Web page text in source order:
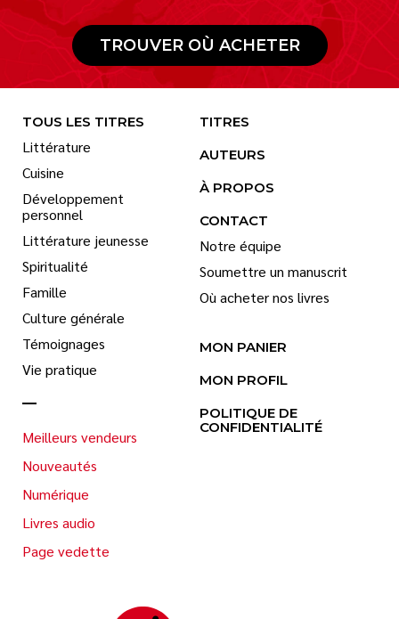
TROUVER OÙ ACHETER
TOUS LES TITRES
Littérature
Cuisine
Développement
personnel
Littérature jeunesse
Spiritualité
Famille
Culture générale
Témoignages
Vie pratique
Meilleurs vendeurs
Nouveautés
Numérique
Livres audio
Page vedette
TITRES
AUTEURS
À PROPOS
CONTACT
Notre équipe
Soumettre un manuscrit
Où acheter nos livres
MON PANIER
MON PROFIL
POLITIQUE DE
CONFIDENTIALITÉ